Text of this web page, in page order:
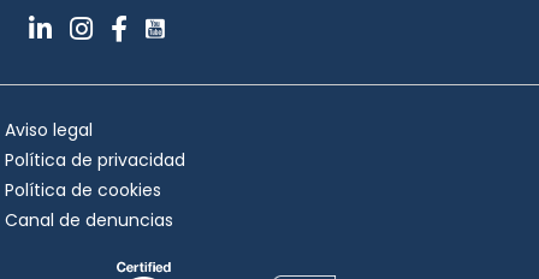
Aviso legal
Política de privacidad
Política de cookies
Canal de denuncias